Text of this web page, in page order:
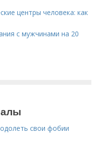
центры человека: как
с мужчинами на 20
свои фобии